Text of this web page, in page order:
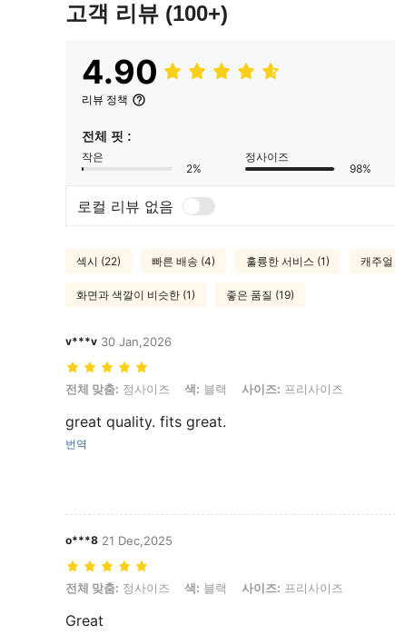
고객 리뷰 (100+)
4.90
리뷰 정책
전체 핏 :
작은
2%
정사이즈
98%
로컬 리뷰 없음
섹시 (22) 빠른 배송 (4) 훌륭한 서비스 (1) 캐주얼
화면과 색깔이 비슷한 (1) 좋은 품질 (19)
v***v 30 Jan,2026
전체 맞춤: 정사이즈, 색: 블랙, 사이즈: 프리사이즈
전체 맞춤: 정사이즈 색: 블랙 사이즈: 프리사이즈
great quality. fits great.
번역
o***8 21 Dec,2025
전체 맞춤: 정사이즈, 색: 블랙, 사이즈: 프리사이즈
전체 맞춤: 정사이즈 색: 블랙 사이즈: 프리사이즈
Great